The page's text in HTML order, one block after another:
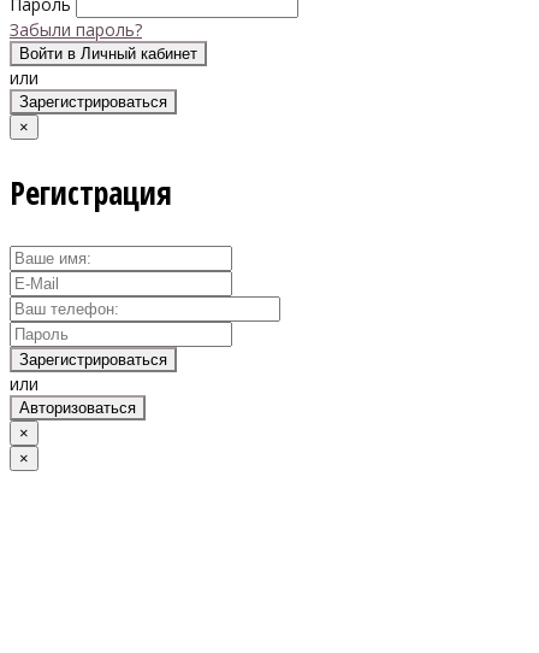
Забыли пароль?
Войти в Личный кабинет
или
Зарегистрироваться
×
Регистрация
Зарегистрироваться
или
Авторизоваться
×
×